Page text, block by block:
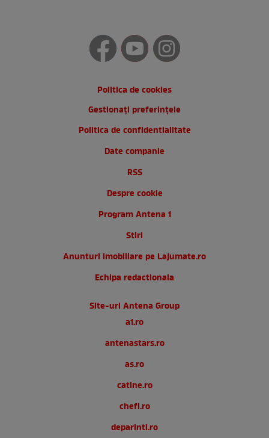
Politica de cookies
Gestionați preferințele
Politica de confidentialitate
Date companie
RSS
Despre cookie
Program Antena 1
Stiri
Anunturi imobiliare pe Lajumate.ro
Echipa redactionala
Site-uri Antena Group
a1.ro
antenastars.ro
as.ro
catine.ro
chefi.ro
deparinti.ro